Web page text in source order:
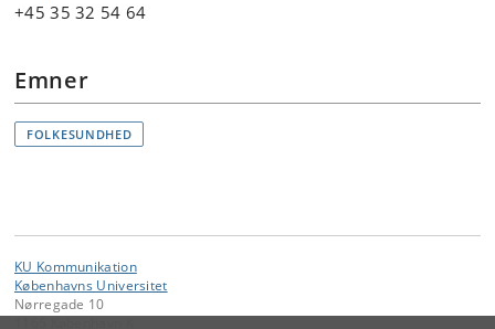
+45 35 32 54 64
Emner
FOLKESUNDHED
KU Kommunikation
Københavns Universitet
Nørregade 10